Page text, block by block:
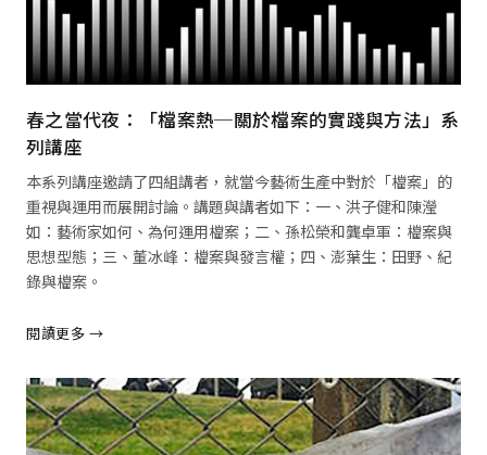
春之當代夜：「檔案熱─關於檔案的實踐與方法」系
列講座
本系列講座邀請了四組講者，就當今藝術生產中對於「檔案」的
重視與運用而展開討論。講題與講者如下：一、洪子健和陳瀅
如：藝術家如何、為何運用檔案；二、孫松榮和龔卓軍：檔案與
思想型態；三、董冰峰：檔案與發言權；四、澎葉生：田野、紀
錄與檔案。
閱讀更多 →